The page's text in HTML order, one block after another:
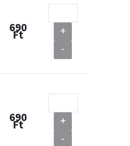
690
Ft
+
-
690
Ft
+
-